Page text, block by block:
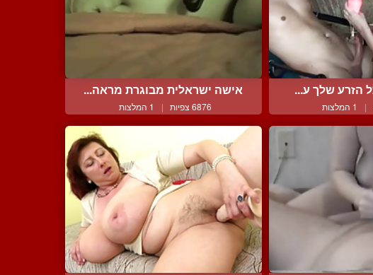
הזרע שלך ע...
| 1 המלצות
אישה ישראלית מבוגרת מראה...
6876 צפיות | 1 המלצות